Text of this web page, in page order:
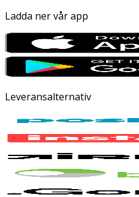
Ladda ner vår app
Leveransalternativ